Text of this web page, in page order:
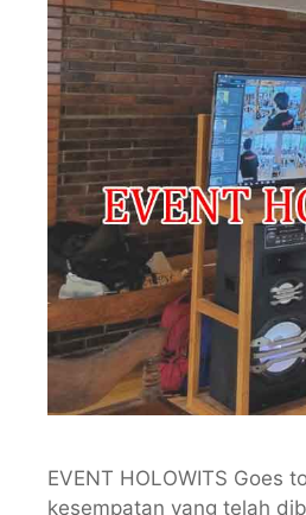
EVENT HOLOWITS Goes
kesempatan yang telah